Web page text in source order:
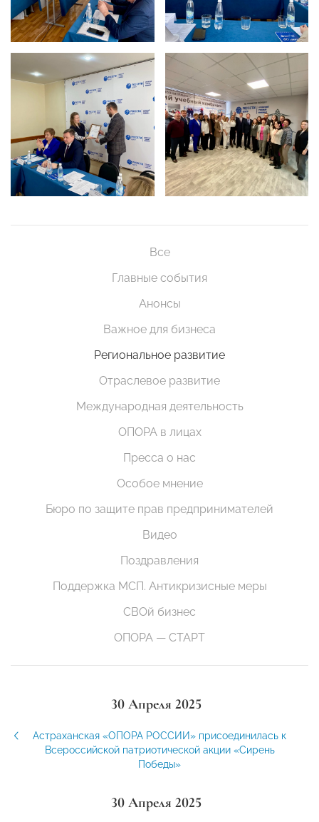
Все
Главные события
Анонсы
Важное для бизнеса
Региональное развитие
Отраслевое развитие
Международная деятельность
ОПОРА в лицах
Пресса о нас
Особое мнение
Бюро по защите прав предпринимателей
Видео
Поздравления
Поддержка МСП. Антикризисные меры
СВОй бизнес
ОПОРА — СТАРТ
30 Апреля 2025
Астраханская «ОПОРА РОССИИ» присоединилась к
Всероссийской патриотической акции «Сирень
Победы»
30 Апреля 2025